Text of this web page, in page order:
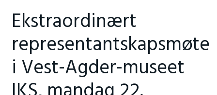
Ekstraordinært
representantskapsmøte
i Vest-Agder-museet